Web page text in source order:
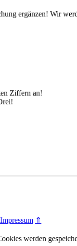
ergänzen! Wir
Ziffern an!
Impressum ⇑
werden